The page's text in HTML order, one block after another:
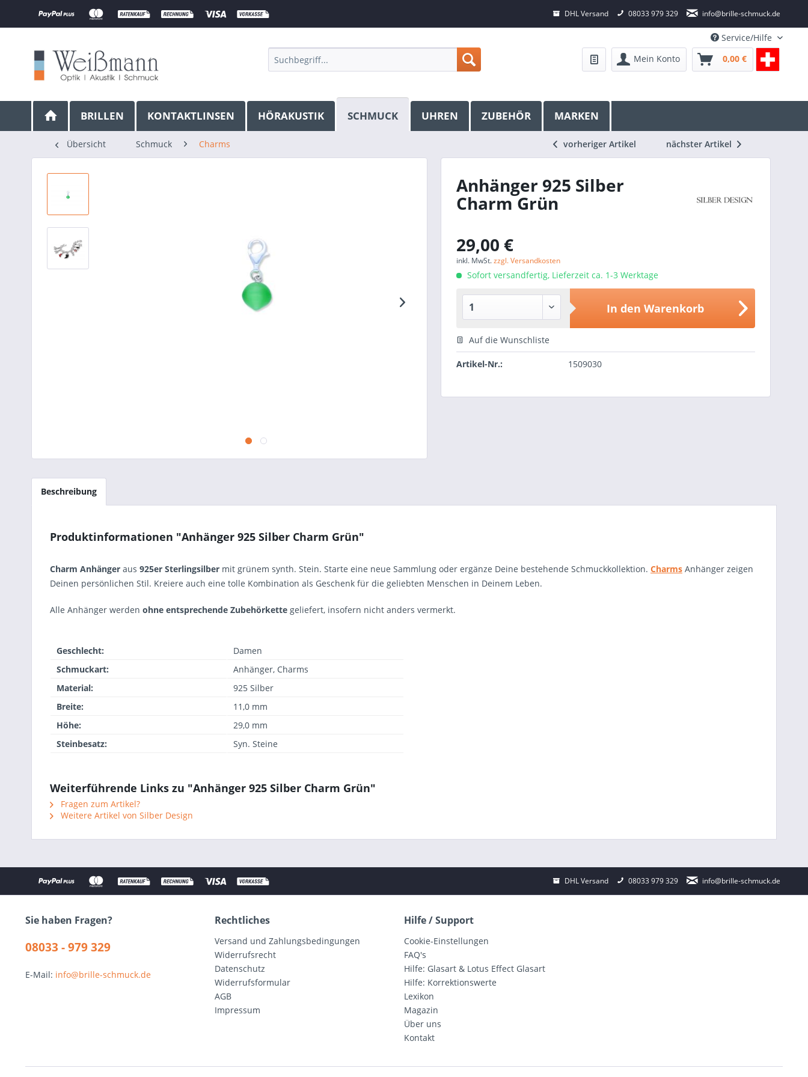
DHL Versand 08033 979 329 info@brille-schmuck.de
Service/Hilfe
Mein Konto
0,00 €
BRILLEN KONTAKTLINSEN HÖRAKUSTIK SCHMUCK UHREN ZUBEHÖR MARKEN
Übersicht Schmuck Charms vorheriger Artikel nächster Artikel
Anhänger 925 Silber
Charm Grün
29,00 €
inkl. MwSt.zzgl. Versandkosten
Sofort versandfertig, Lieferzeit ca. 1-3 Werktage
In den Warenkorb
Auf die Wunschliste
Artikel-Nr.: 1509030
Beschreibung
Produktinformationen "Anhänger 925 Silber Charm Grün"
Charm Anhänger aus 925er Sterlingsilber mit grünem synth. Stein. Starte eine neue Sammlung oder ergänze Deine bestehende Schmuckkollektion. Charms Anhänger zeigen
Deinen persönlichen Stil. Kreiere auch eine tolle Kombination als Geschenk für die geliebten Menschen in Deinem Leben.
Alle Anhänger werden ohne entsprechende Zubehörkette geliefert, insofern nicht anders vermerkt.
Geschlecht:
Damen
Schmuckart:
Anhänger, Charms
Material:
925 Silber
Breite:
11,0 mm
Höhe:
29,0 mm
Steinbesatz:
Syn. Steine
Weiterführende Links zu "Anhänger 925 Silber Charm Grün"
Fragen zum Artikel?
Weitere Artikel von Silber Design
DHL Versand 08033 979 329 info@brille-schmuck.de
Sie haben Fragen?
08033 - 979 329
E-Mail: info@brille-schmuck.de
Rechtliches
Versand und Zahlungsbedingungen
Widerrufsrecht
Datenschutz
Widerrufsformular
AGB
Impressum
Hilfe / Support
Cookie-Einstellungen
FAQ's
Hilfe: Glasart & Lotus Effect Glasart
Hilfe: Korrektionswerte
Lexikon
Magazin
Über uns
Kontakt